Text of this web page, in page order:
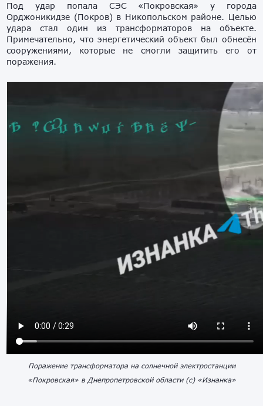
Под удар попала СЭС «Покровская» у города
Орджоникидзе (Покров) в Никопольском районе. Целью
удара стал один из трансформаторов на объекте.
Примечательно, что энергетический объект был обнесён
сооружениями, которые не смогли защитить его от
поражения.
Поражение трансформатора на солнечной электростанции
«Покровская» в Днепропетровской области (с) «Изнанка»